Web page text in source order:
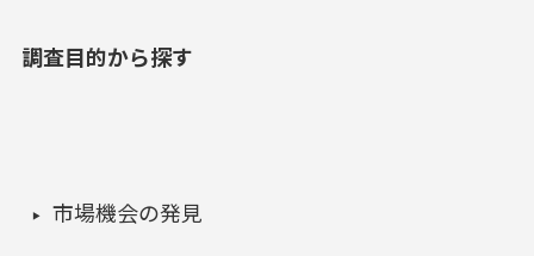
調査目的から探す
市場機会の発見